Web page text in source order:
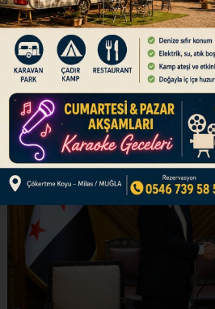
Türkiye'nin Şam Büyükelçisi
Suriye'nin Halep kentine